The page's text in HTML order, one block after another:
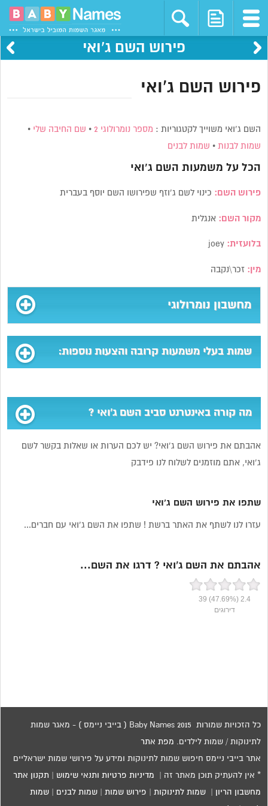
פירוש השם ג’ואי
פירוש השם ג’ואי
השם ג’ואי משוייך לקטגוריות : מספר נומרולוגי 2 • שם החיבה שלי •
שמות לבנות • שמות לבנים
הכל על משמעות השם ג’ואי
פירוש השם: כינוי לשם ג’וזף שפירושו השם יוסף בעברית
מקור השם: אנגלית
בלועזית: joey
מין: זכר\נקבה
מחשבון נומרולוגי
שמות בעלי משמעות קרובה והצעות נוספות:
מה קורה באינטרנט סביב השם ג’ואי ?
אהבתם את פירוש השם ג’ואי? יש לכם הערות או שאלות בקשר לשם
ג’ואי, אתם מוזמנים לשלוח לנו פידבק
שתפו את פירוש השם ג’ואי
עזרו לנו לשתף את האתר ברשת ! שתפו את השם ג’ואי עם חברים...
אהבתם את השם ג’ואי ? דרגו את השם...
2.4
(47.69%)
39
דירוגים
כל הזכויות שמורות 2015 Baby Names ( בייבי ניימס ) - מאגר שמות
לתינוקות / שמות לילדים. מפת אתר
אתר בייבי ניימס חיפוש שמות לתינוקות ומידע על פירושי שמות ישראליים
* אין להעתיק תוכן מאתר זה | מדיניות פרטיות ותנאי שימוש תקנון אתר
מחשבון הריון |שמות לתינוקות פירוש שמות |שמות לבנים |שמות